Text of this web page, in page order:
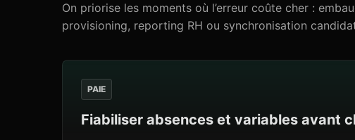
On priorise les moments où l’erreur coûte cher :
provisioning, reporting RH ou synchronisation
PAIE
Fiabiliser absences et variables avant